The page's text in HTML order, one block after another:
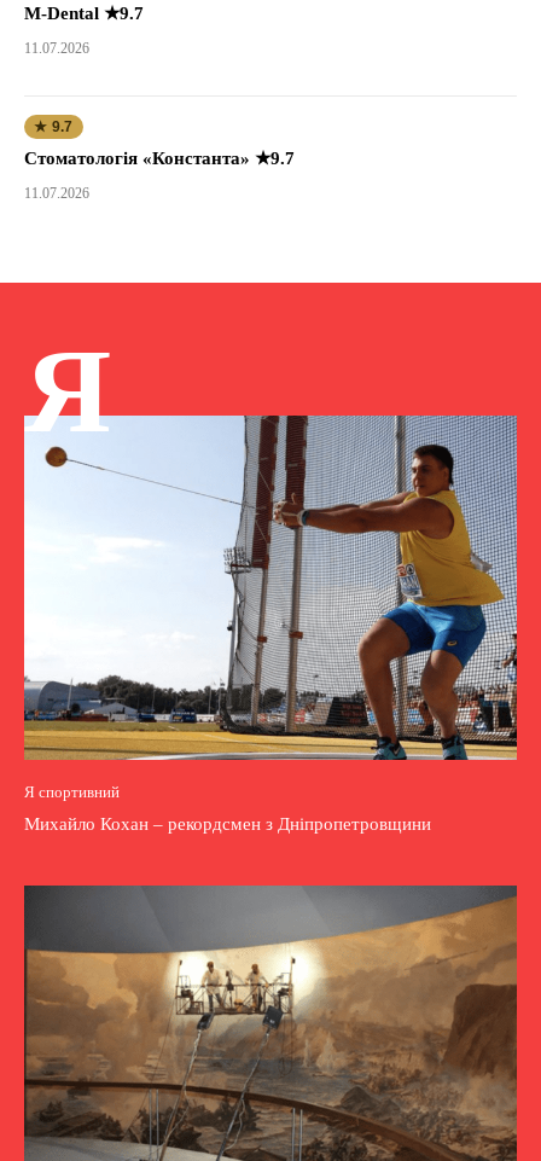
M-Dental ★9.7
11.07.2026
★ 9.7
Стоматологія «Константа» ★9.7
11.07.2026
Я
Я спортивний
Михайло Кохан – рекордсмен з Дніпропетровщини